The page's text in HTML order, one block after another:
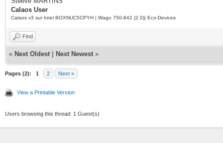
Calaos User
Calaos v3 sur Intel BOXNUC5CPYH | Wago 750-842 (2.0)| Eco-Devices
Find
« Next Oldest Next Newest »
Pages (2): 1 2 Next »
View a Printable Version
Users browsing this thread: 1 Guest(s)